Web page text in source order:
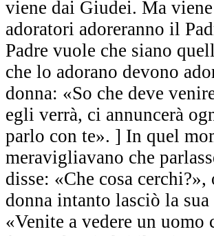
viene dai Giudei. Ma
adoratori adoreranno il
Padre vuole che siano
che lo adorano devono
donna: «So che deve
egli verrà, ci annuncerà
parlo con te». ] In quel
meravigliavano che
disse: «Che cosa
donna intanto lasciò la
«Venite a vedere un